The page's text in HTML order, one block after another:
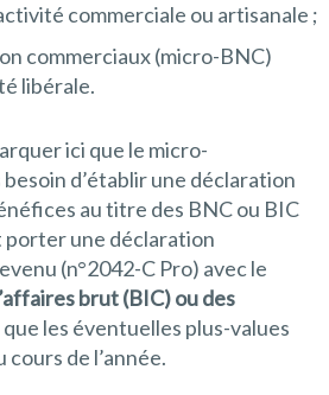
commerciale ou artisanale ;
commerciaux (micro-BNC)
libérale.
ici que le micro-
d’établir une déclaration
au titre des BNC ou BIC
porter une déclaration
(n°2042-C Pro) avec le
brut (BIC) ou des
que les éventuelles plus-values
cours de l’année.